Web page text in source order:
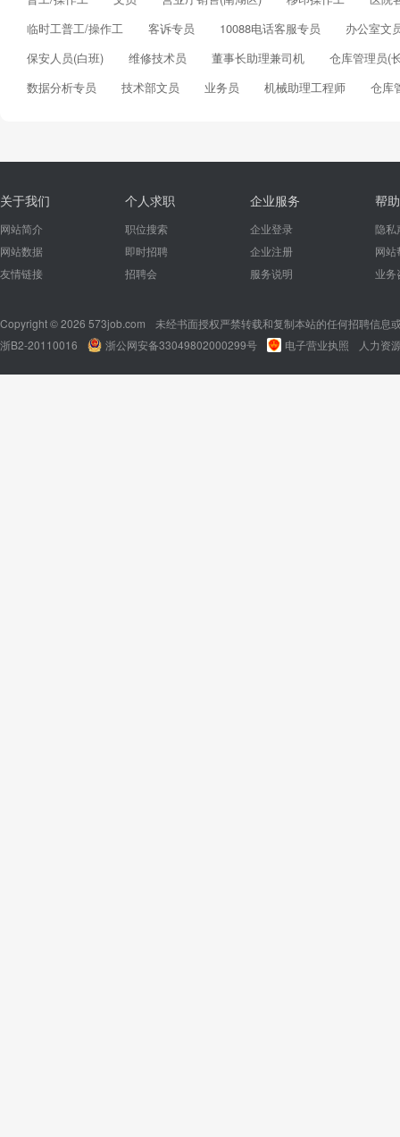
临时工普工/操作工
客诉专员 10088电话客服专员
办公室文
保安人员(白班)
维修技术员 董事长助理兼司机
仓库管理员(
数据分析专员
技术部文员 业务员 机械助理工程师 仓库
关于我们
网站简介
网站数据
友情链接
个人求职
职位搜索
即时招聘
招聘会
企业服务
企业登录
企业注册
服务说明
帮
隐私
网站
业务
Copyright © 2026 573job.com
未经书面授权严禁转载和复制本站的任何招聘信息
浙B2-20110016
浙公网安备33049802000299号 电子营业执照 人力资